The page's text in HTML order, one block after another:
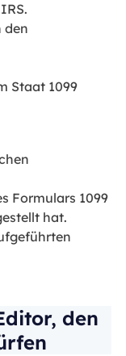
den
Staat 1099
Formulars 1099
hat.
den